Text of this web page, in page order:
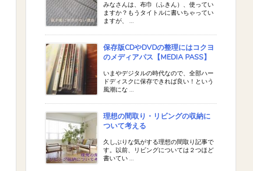
みなさんは、布巾（ふきん）、使ってい
ますか？もうタイトルに書いちゃってい
ますが、 ...
保存版CDやDVDの整理にはコクヨ
のメディアパス【MEDIA PASS】
いまやデジタルの時代なので、全部ハー
ドディスクに保存できれば良い！という
風潮にな ...
理想の間取り・リビングの収納に
ついて考える
久しぶりな気がする理想の間取り記事で
す。以前、リビングについては２つほど
書いてい ...